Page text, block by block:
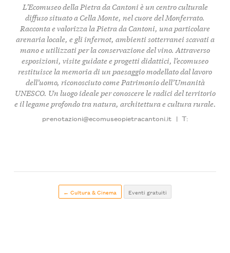
L’Ecomuseo della Pietra da Cantoni è un centro culturale
diffuso situato a Cella Monte, nel cuore del Monferrato.
Racconta e valorizza la Pietra da Cantoni, una particolare
arenaria locale, e gli infernot, ambienti sotterranei scavati a
mano e utilizzati per la conservazione del vino. Attraverso
esposizioni, visite guidate e progetti didattici, l’ecomuseo
restituisce la memoria di un paesaggio modellato dal lavoro
dell’uomo, riconosciuto come Patrimonio dell’Umanità
UNESCO. Un luogo ideale per conoscere le radici del territorio
e il legame profondo tra natura, architettura e cultura rurale.
prenotazioni@ecomuseopietracantoni.it | T:
← Cultura & Cinema Eventi gratuiti